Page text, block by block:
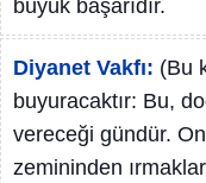
büyük başarıdır.
Diyanet Vakfı: (Bu
buyuracaktır: Bu,
vereceği gündür.
zemininden